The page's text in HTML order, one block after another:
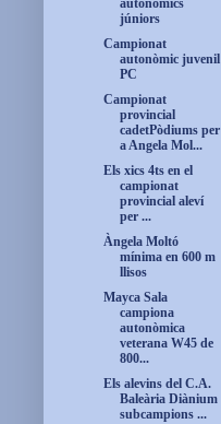
autonòmics
júniors
Campionat
autonòmic juvenil
PC
Campionat
provincial
cadetPòdiums per
a Angela Mol...
Els xics 4ts en el
campionat
provincial aleví
per ...
Àngela Moltó
mínima en 600 m
llisos
Mayca Sala
campiona
autonòmica
veterana W45 de
800...
Els alevins del C.A.
Baleària Diànium
subcampions ...